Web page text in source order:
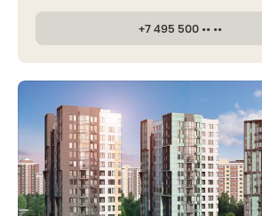
+7 495 500 •• ••